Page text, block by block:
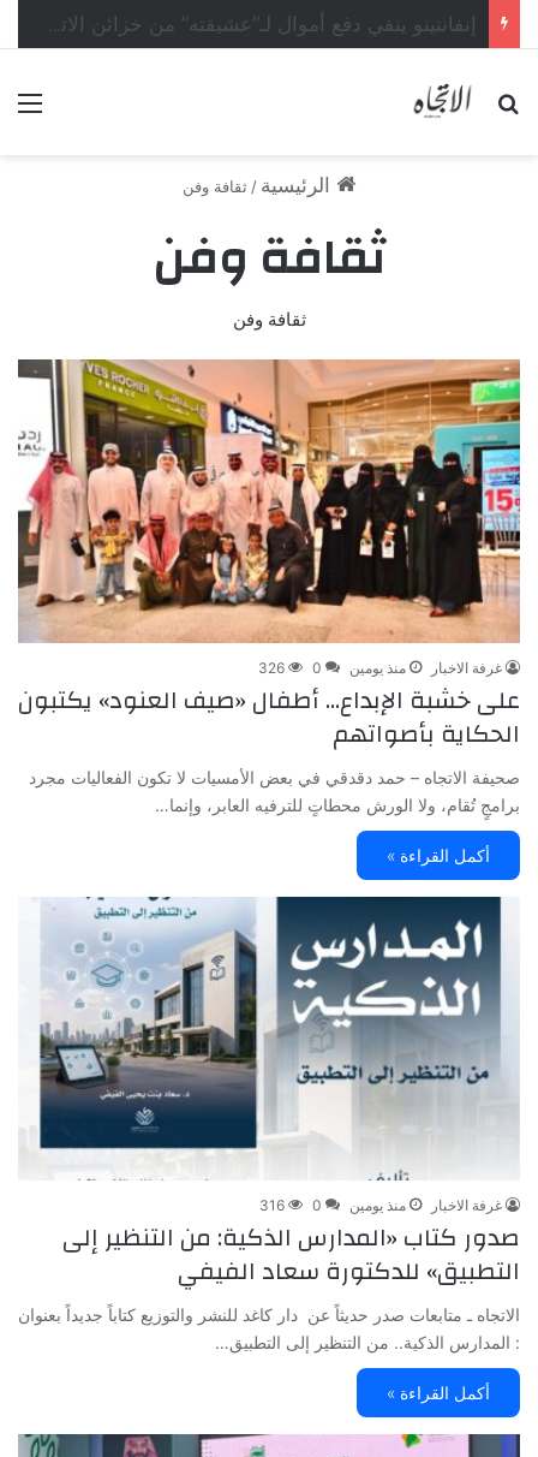
بحث عن
الرئيسية / ثقافة وفن
ثقافة وفن
ثقافة وفن
غرفة الاخبار منذ يومين 0
326
على خشبة الإبداع… أطفال «صيف العنود» يكتبون
الحكاية بأصواتهم
صحيفة الاتجاه – حمد دقدقي في بعض الأمسيات لا تكون الفعاليات مجرد
برامجٍ تُقام، ولا الورش محطاتٍ للترفيه العابر، وإنما…
أكمل القراءة »
غرفة الاخبار منذ يومين 0
316
صدور كتاب «المدارس الذكية: من التنظير إلى
التطبيق» للدكتورة سعاد الفيفي
الاتجاه ـ متابعات صدر حديثاً عن دار كاغد للنشر والتوزيع كتاباً جديداً بعنوان
: المدارس الذكية.. من التنظير إلى التطبيق…
أكمل القراءة »